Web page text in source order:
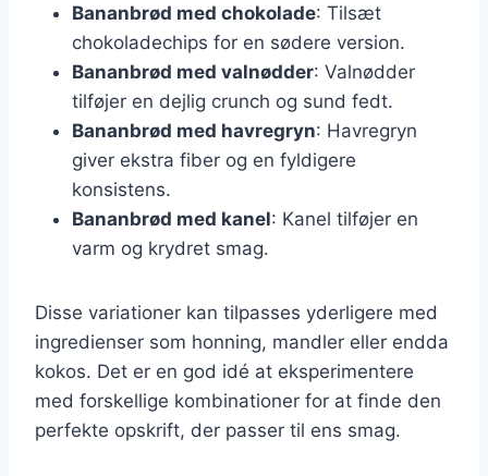
Bananbrød med chokolade: Tilsæt
chokoladechips for en sødere version.
Bananbrød med valnødder: Valnødder
tilføjer en dejlig crunch og sund fedt.
Bananbrød med havregryn: Havregryn
giver ekstra fiber og en fyldigere
konsistens.
Bananbrød med kanel: Kanel tilføjer en
varm og krydret smag.
Disse variationer kan tilpasses yderligere med
ingredienser som honning, mandler eller endda
kokos. Det er en god idé at eksperimentere
med forskellige kombinationer for at finde den
perfekte opskrift, der passer til ens smag.